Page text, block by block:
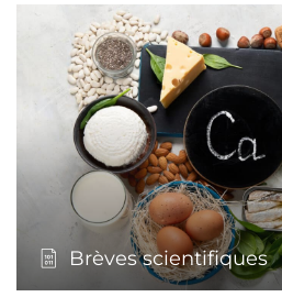
Brèves scientifiques